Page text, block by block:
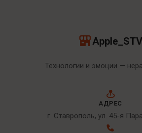
Apple_STV
Технологии и эмоции —
АДРЕС
г. Ставрополь, ул. 45-я